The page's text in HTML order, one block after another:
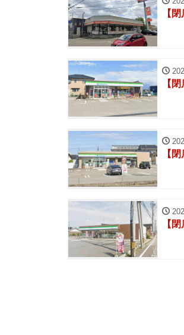
【閉
【閉
【閉
【閉